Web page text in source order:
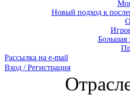
Новый подход к
Большая
Рассылка на e-mail
Вход / Регистрация